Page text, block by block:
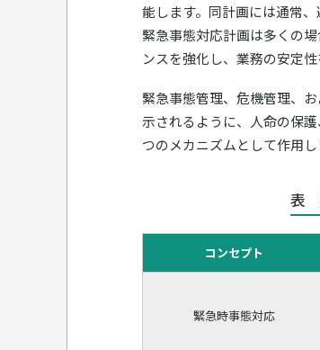
能します。同計画には通常
緊急事態対応計画は多くの
ンスを強化し、業務の安定
緊急事態管理、危機管理、
示されるように、人命の保
つのメカニズムとして作用し
表
コンセプト
緊急時事態対応